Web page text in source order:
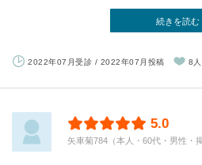
続きを読む
2022年07月受診 / 2022年07月投稿 8
5.0
矢車菊784（本人・60代・男性・